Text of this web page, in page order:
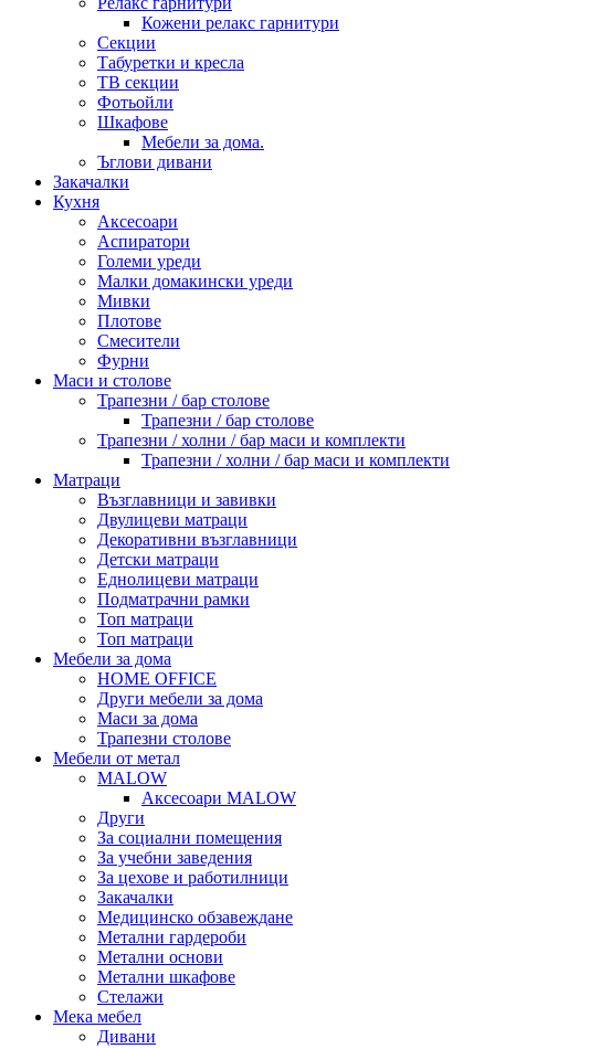
Кожени релакс гарнитури
Секции
Табуретки и кресла
ТВ секции
Фотьойли
Шкафове
Мебели за дома.
Ъглови дивани
Закачалки
Кухня
Аксесоари
Аспиратори
Големи уреди
Малки домакински уреди
Мивки
Плотове
Смесители
Фурни
Маси и столове
Трапезни / бар столове
Трапезни / бар столове
Трапезни / холни / бар маси и комплекти
Трапезни / холни / бар маси и комплекти
Матраци
Възглавници и завивки
Двулицеви матраци
Декоративни възглавници
Детски матраци
Еднолицеви матраци
Подматрачни рамки
Топ матраци
Топ матраци
Мебели за дома
HOME OFFICE
Други мебели за дома
Маси за дома
Трапезни столове
Мебели от метал
MALOW
Аксесоари MALOW
Други
За социални помещения
За учебни заведения
За цехове и работилници
Закачалки
Медицинско обзавеждане
Метални гардероби
Метални основи
Метални шкафове
Стелажи
Мека мебел
Дивани